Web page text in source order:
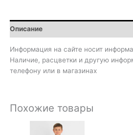
Описание
Информация на сайте носит
Наличие, расцветки и другую
телефону или в магазинах
Похожие товары